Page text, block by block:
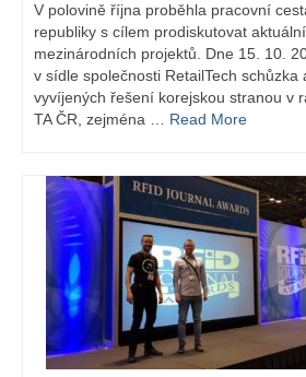
V polovině října proběhla pracovní
republiky s cílem prodiskutovat
mezinárodních projektů. Dne 15. 10.
v sídle společnosti RetailTech schůzka
vyvíjených řešení korejskou stranou v
TA ČR, zejména … Read More